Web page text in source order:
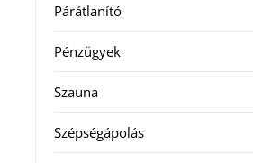
Párátlanító
Pénzügyek
Szauna
Szépségápolás